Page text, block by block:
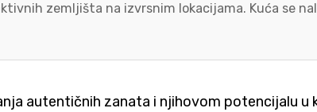
zemljišta na izvrsnim lokacijama. Kuća se
autentičnih zanata i njihovom potencijalu